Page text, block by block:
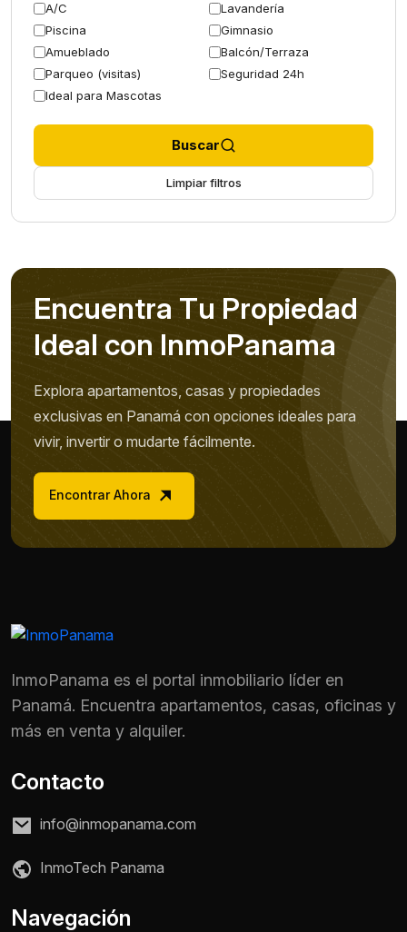
Nombre *
A/C
Lavandería
Piscina
Gimnasio
Amueblado
Balcón/Terraza
Parqueo (visitas)
Seguridad 24h
Ideal para Mascotas
Buscar
Limpiar filtros
Encuentra Tu Propiedad
Ideal con InmoPanama
Explora apartamentos, casas y propiedades
exclusivas en Panamá con opciones ideales para
vivir, invertir o mudarte fácilmente.
Encontrar Ahora
InmoPanama es el portal inmobiliario líder en
Panamá. Encuentra apartamentos, casas, oficinas y
más en venta y alquiler.
Contacto
info@inmopanama.com
InmoTech Panama
Navegación